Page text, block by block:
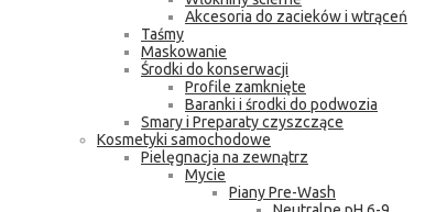
Akcesoria do zacieków i wtrąceń
Taśmy
Maskowanie
Środki do konserwacji
Profile zamknięte
Baranki i środki do podwozia
Smary i Preparaty czyszczące
Kosmetyki samochodowe
Pielęgnacja na zewnątrz
Mycie
Piany Pre-Wash